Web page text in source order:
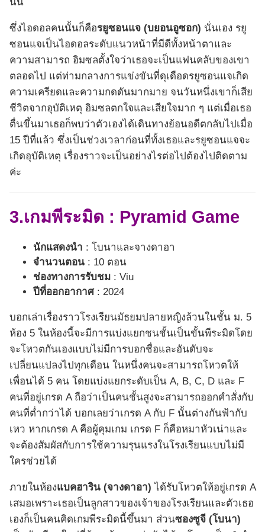
นั้น
ซึ่งไอดอลคนนั้นก็คือรยูซอนแจ (บยอนอูซอก) นั่นเอง รยู
ซอนแจเป็นไอดอลระดับแนวหน้าที่มีดีทั้งหน้าตาและ
ความสามารถ อิมซลตั้งใจว่าเธอจะเป็นแฟนคลับของเขา
ตลอดไป แต่ท่ามกลางการแข่งขันที่ดุเดือดรยูซอนแจเกิด
ความเครียดและความกดดันมากมาย จนวันหนึ่งเขาก็เสีย
ชีวิตจากอุบัติเหตุ อิมซลตกใจและเสียใจมาก ๆ แต่เมื่อเธอ
ตื่นขึ้นมาเธอก็พบว่าตัวเองได้เดินทางย้อนอดีตกลับไปเมื่อ
15 ปีที่แล้ว ซึ่งเป็นช่วงเวลาก่อนที่ทั้งเธอและรยูซอนแจจะ
เกิดอุบัติเหตุ เรื่องราวจะเป็นอย่างไรต่อไปต้องไปติดตาม
ค่ะ
3.เกมพีระมิด : Pyramid Game
นักแสดงนำ : โบนาและจางดาอา
จำนวนตอน : 10 ตอน
ช่องทางการรับชม : Viu
ปีที่ออกอากาศ : 2024
บอกเล่าเรื่องราวโรงเรียนมัธยมปลายหญิงล้วนในชั้น ม. 5
ห้อง 5 ในห้องนี้จะมีการแบ่งแยกชนชั้นเป็นขั้นพีระมิดโดย
จะโหวตกันเองแบบไม่มีการบอกชื่อและอันดับจะ
เปลี่ยนแปลงไปทุกเดือน ในหนึ่งคนจะสามารถโหวตให้
เพื่อนได้ 5 คน โดยแบ่งแยกระดับเป็น A, B, C, D และ F
คนที่อยู่เกรด A ถือว่าเป็นคนชั้นสูงจะสามารถออกคำสั่งกับ
คนที่ต่ำกว่าได้ บอกเลยว่าเกรด A กับ F นั้นต่างกันฟ้ากับ
เหว หากเกรด A คือผู้คุมเกม เกรด F ก็คือหมาหัวเน่าและ
จะต้องสัมผัสกับการใช้ความรุนแรงในโรงเรียนแบบไม่มี
ใครช่วยได้
ภายในห้องแบคฮาริน (จางดาอา) ได้รับโหวตให้อยู่เกรด A
เสมอเพราะเธอเป็นลูกสาวของเจ้าของโรงเรียนและตัวเธอ
เองก็เป็นคนคิดเกมพีระมิดนี้ขึ้นมา ส่วนซองซูจี (โบนา)